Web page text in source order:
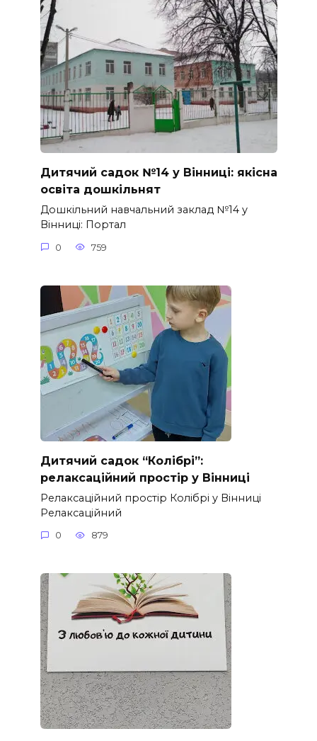
Дитячий садок №14 у Вінниці: якісна
освіта дошкільнят
Дошкільний навчальний заклад №14 у
Вінниці: Портал
0 759
Дитячий садок “Колібрі”:
релаксаційний простір у Вінниці
Релаксаційний простір Колібрі у Вінниці
Релаксаційний
0 879